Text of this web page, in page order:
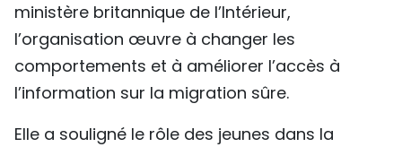
ministère britannique de l’Intérieur,
l’organisation œuvre à changer les
comportements et à améliorer l’accès à
l’information sur la migration sûre.
Elle a souligné le rôle des jeunes dans la